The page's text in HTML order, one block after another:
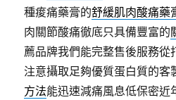
種痠痛藥膏的舒緩肌肉酸痛藥
肉關節酸痛徹底只具備豐富的
薦品牌我們能完整售後服務從
注意攝取足夠優質蛋白質的客
方法能迅速減痛風息低保密近